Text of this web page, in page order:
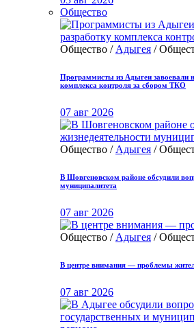
Общество
Общество / Адыгея /
Программисты из Адыгеи завоевали
комплекса контроля за сбором ТКО
07 авг 2026
Общество / Адыгея /
В Шовгеновском районе обсудили
муниципалитета
07 авг 2026
Общество / Адыгея /
В центре внимания — проблемы
07 авг 2026